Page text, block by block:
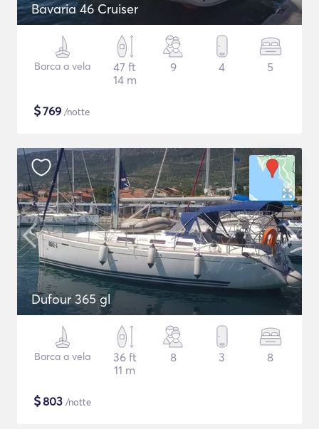
Bavaria 46 Cruiser
Barca a vela
47 ft
14 m
9 4 5
$769 /notte
Dufour 365 gl
Barca a vela
36 ft
11 m
8 3 8
$803 /notte